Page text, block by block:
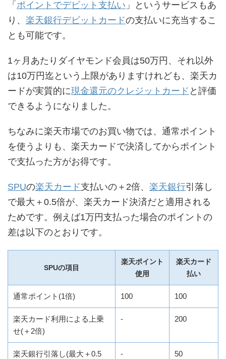
「 ポイントでデビット支払い 」というサービスもあ
り、 楽天銀行デビットカードの支払いに充当するこ
とも可能です。
1ヶ月あたりダイヤモンド会員は50万円、それ以外
は10万円迄という上限がありますけれども、楽天カ
ードが実質的に現金還元のクレジットカード と評価
できるようになりました。
ちなみに楽天市場でのお買い物では、通常ポイント
を使うよりも、楽天カードで決済してからポイント
で支払った方がお得です。
SPUの楽天カード支払いの＋2倍、 楽天銀行引落し
で最大＋0.5倍が、楽天カード決済だと適用される
ためです。例えば1万円支払った場合のポイントの
差は以下のとおりです。
SPUの項目
楽天ポイント
使用
楽天カード
払い
通常ポイント(1倍) 100 100
楽天カード利用による上乗
せ(＋2倍)
- 200
楽天銀行引落し(最大＋0.5
- 50